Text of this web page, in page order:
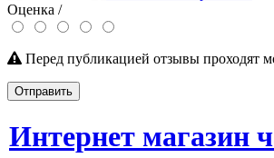
Оценка /
Перед публикацией отзывы проходят
Отправить
Интернет магазин